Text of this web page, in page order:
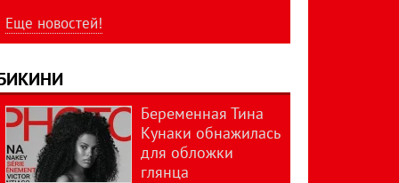
Еще новостей!
Беременная Тина
Кунаки обнажилась
для обложки
глянца